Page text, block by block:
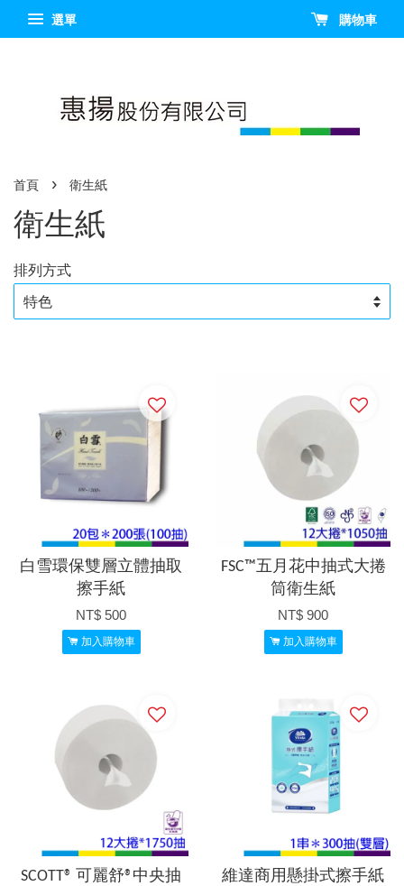
選單 購物車
首頁 › 衛生紙
衛生紙
排列方式
白雪環保雙層立體抽取
擦手紙
NT$ 500
加入購物車
FSC™五月花中抽式大捲
筒衛生紙
NT$ 900
加入購物車
SCOTT® 可麗舒®中央抽
維達商用懸掛式擦手紙